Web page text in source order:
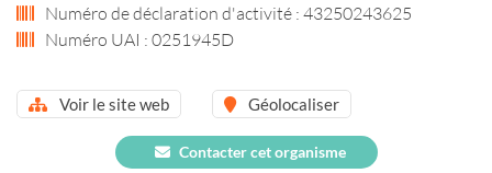
Numéro de déclaration d'activité : 43250243625
Numéro UAI : 0251945D
Voir le site web Géolocaliser
Contacter cet organisme